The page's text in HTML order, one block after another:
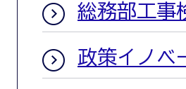
総務部工事
政策イノベ